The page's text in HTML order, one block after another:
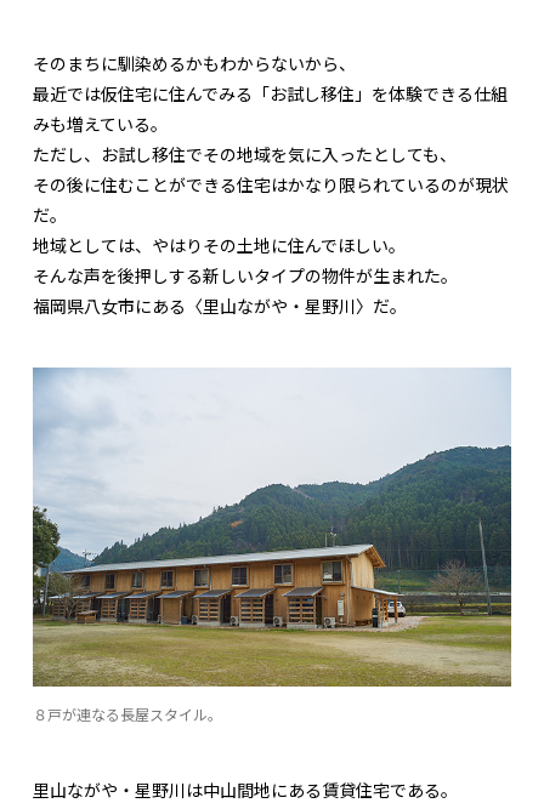
そのまちに馴染めるかもわからないから、
最近では仮住宅に住んでみる「お試し移住」を体験できる仕組
みも増えている。
ただし、お試し移住でその地域を気に入ったとしても、
その後に住むことができる住宅はかなり限られているのが現状
だ。
地域としては、やはりその土地に住んでほしい。
そんな声を後押しする新しいタイプの物件が生まれた。
福岡県八女市にある〈里山ながや・星野川〉だ。
８戸が連なる長屋スタイル。
里山ながや・星野川は中山間地にある賃貸住宅である。